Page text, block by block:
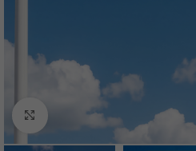
Нажмите, чтобы увеличить